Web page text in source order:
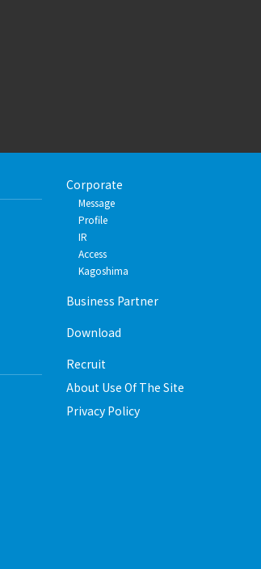
Corporate
Message
Profile
IR
Access
Kagoshima
Business Partner
Download
Recruit
About Use Of The Site
Privacy Policy